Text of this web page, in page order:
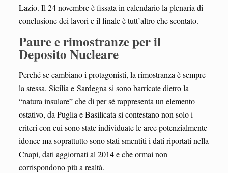
Lazio. Il 24 novembre è fissata in calendario la plenaria di
conclusione dei lavori e il finale è tutt’altro che scontato.
Paure e rimostranze per il
Deposito Nucleare
Perché se cambiano i protagonisti, la rimostranza è sempre
la stessa. Sicilia e Sardegna si sono barricate dietro la
“natura insulare” che di per sé rappresenta un elemento
ostativo, da Puglia e Basilicata si contestano non solo i
criteri con cui sono state individuate le aree potenzialmente
idonee ma soprattutto sono stati smentiti i dati riportati nella
Cnapi, dati aggiornati al 2014 e che ormai non
corrispondono più a realtà.